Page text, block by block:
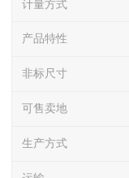
计量方式
产品特性
非标尺寸
可售卖地
生产方式